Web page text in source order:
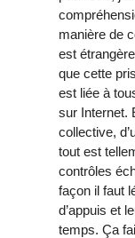
manière de
est
que cette
est liée à
sur Internet.
collective,
tout est
contrôles
façon il faut
d’appuis et
temps. Ça